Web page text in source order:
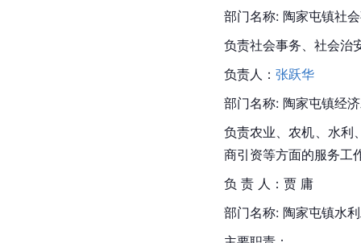
部门名称: 陶家屯镇社
负责社会事务、社会治
负责人： 张跃华
部门名称: 陶家屯镇经
负责农业、农机、水利
商引资等方面的服务工
负 责 人：贾 庸
部门名称: 陶家屯镇水